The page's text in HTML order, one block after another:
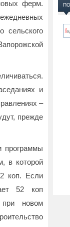
ферм.
и
–
прежде
программы
в которой
коп. Если
52 коп
при новом